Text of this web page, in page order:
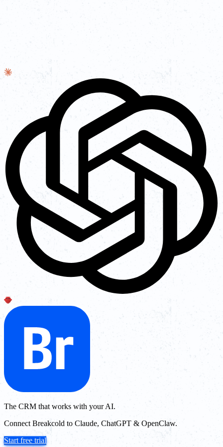
The CRM that works with your AI.
Connect Breakcold to Claude, ChatGPT & OpenClaw.
Start free trial